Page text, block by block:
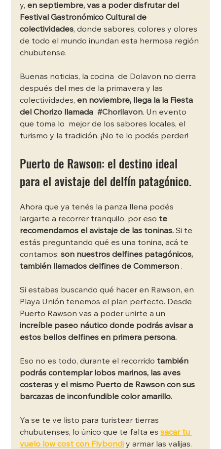
y, en septiembre, vas a poder disfrutar del
Festival Gastronómico Cultural de
colectividades, donde sabores, colores y olores
de todo el mundo inundan esta hermosa región
chubutense.
Buenas noticias, la cocina  de Dolavon no cierra
después del mes de la primavera y las
colectividades, en noviembre, llega la la Fiesta
del Chorizo llamada #Chorilavon. Un evento
que toma lo  mejor de los sabores locales, el
turismo y la tradición. ¡No te lo podés perder!
Puerto de Rawson: el destino ideal
para el avistaje del delfín patagónico.
Ahora que ya tenés la panza llena podés
largarte a recorrer tranquilo, por eso te
recomendamos el avistaje de las toninas. Si te
estás preguntando qué es una tonina, acá te
contamos: son nuestros delfines patagónicos,
también llamados delfines de Commerson .
Si estabas buscando qué hacer en Rawson, en
Playa Unión tenemos el plan perfecto. Desde
Puerto Rawson vas a poder unirte a un
increíble paseo náutico donde podrás avisar a
estos bellos delfines en primera persona.
Eso no es todo, durante el recorrido también
podrás contemplar lobos marinos, las aves
costeras y el mismo Puerto de Rawson con sus
barcazas de inconfundible color amarillo.
Ya se te ve listo para turistear tierras
chubutenses, lo único que te falta es sacar tu
vuelo low cost con Flybondi y armar las valijas.